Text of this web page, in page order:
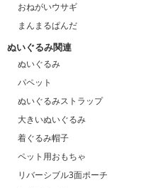
おねがいウサギ
まんまるぱんだ
ぬいぐるみ関連
ぬいぐるみ
パペット
ぬいぐるみストラップ
大きいぬいぐるみ
着ぐるみ帽子
ペット用おもちゃ
リバーシブル3面ポーチ